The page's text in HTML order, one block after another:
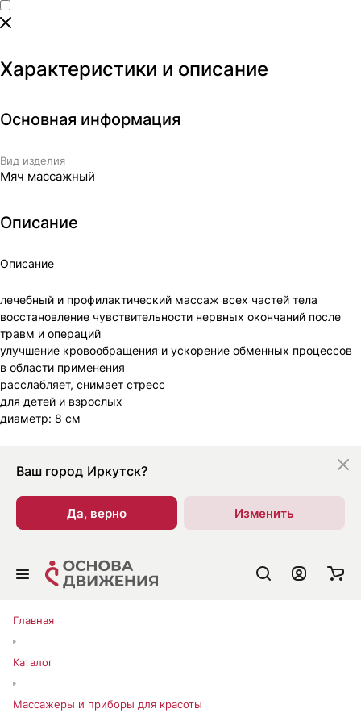
Характеристики и описание
Основная информация
Вид изделия
Мяч массажный
Описание
Описание
лечебный и профилактический массаж всех частей тела
восстановление чувствительности нервных окончаний после
травм и операций
улучшение кровообращения и ускорение обменных процессов
в области применения
расслабляет, снимает стресс
для детей и взрослых
диаметр: 8 см
Ваш город Иркутск?
Да, верно Изменить
Главная
Каталог
Массажеры и приборы для красоты